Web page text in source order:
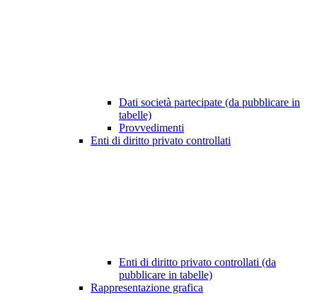
Dati società partecipate (da pubblicare in
tabelle)
Provvedimenti
Enti di diritto privato controllati
Enti di diritto privato controllati (da
pubblicare in tabelle)
Rappresentazione grafica